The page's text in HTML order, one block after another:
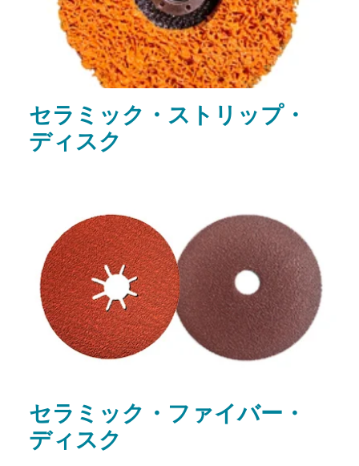
セラミック・ストリップ・
ディスク
セラミック・ファイバー・
ディスク